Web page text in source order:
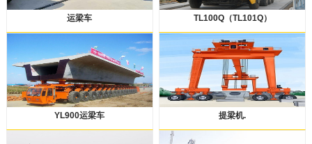
运梁车 TL100Q（TL101Q）
YL900运梁车 提梁机.